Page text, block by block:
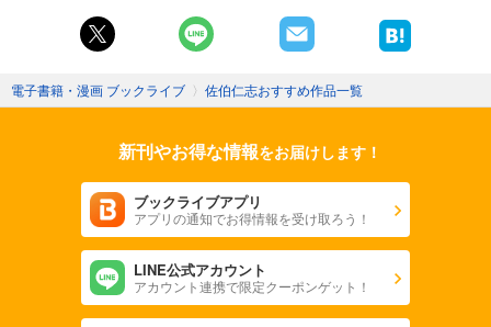
電子書籍・漫画 ブックライブ 〉 佐伯仁志おすすめ作品一覧
新刊やお得な情報をお届けします！
ブックライブアプリ
アプリの通知でお得情報を受け取ろう！
LINE公式アカウント
アカウント連携で限定クーポンゲット！